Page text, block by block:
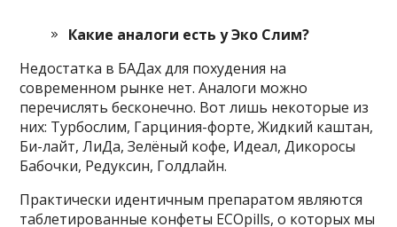
Какие аналоги есть у Эко Слим?
Недостатка в БАДах для похудения на
современном рынке нет. Аналоги можно
перечислять бесконечно. Вот лишь некоторые из
них: Турбослим, Гарциния-форте, Жидкий каштан,
Би-лайт, ЛиДа, Зелёный кофе, Идеал, Дикоросы
Бабочки, Редуксин, Голдлайн.
Практически идентичным препаратом являются
таблетированные конфеты ECOpills, о которых мы